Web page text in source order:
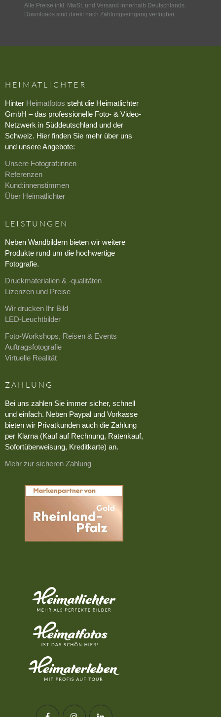
Alle Preise inkl. MwSt. und Versand innerhalb Deutschlands.
Downloads sind direkt nach Zahlungseingang verfügbar.
HEIMATLICHTER
Hinter Heimatfotos steht die Heimatlichter
GmbH – das professionelle Foto- & Video-
Netzwerk in Süddeutschland und der
Schweiz. Hier finden Sie mehr über uns
und unsere Angebote:
Unsere Fotograf:innen
Referenzen
Kund:innenstimmen
Über Heimatlichter
LEISTUNGEN
Neben Wandbildern bieten wir weitere
Produkte rund um die hochwertige
Fotografie.
Druckmaterialien & -qualitäten
Lizenzen und Preise
Wir drucken Ihr Bild
LED-Leuchtbilder
Foto-Workshops, Reisen & Events
Auftragsfotografie
Virtuelle Realität
ZAHLUNG
Bei uns zahlen Sie immer sicher, schnell
und einfach. Neben Paypal und Vorkasse
bieten wir Privatkunden auch die Zahlung
per Klarna (Kauf auf Rechnung, Ratenkauf,
Sofortüberweisung, Kreditkarte) an.
Mehr zur sicheren Zahlung